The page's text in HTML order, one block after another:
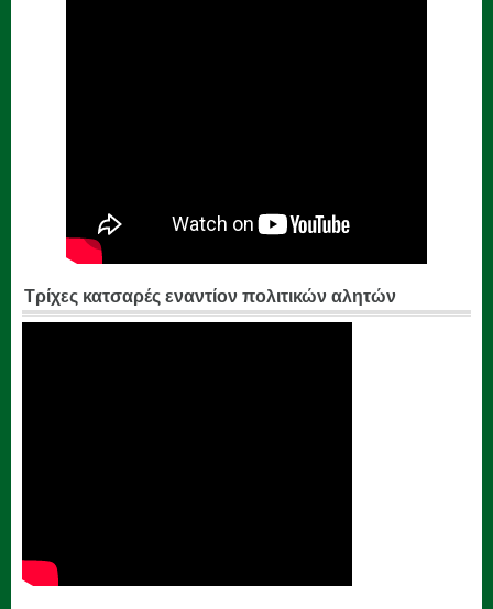
Τρίχες κατσαρές εναντίον πολιτικών αλητών